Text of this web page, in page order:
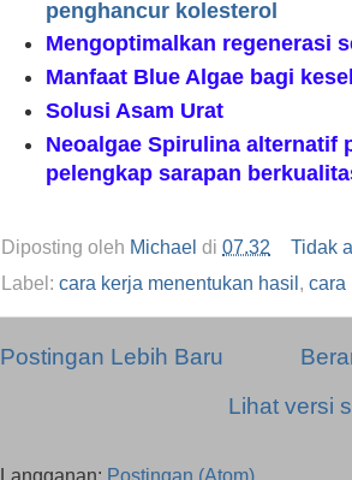
penghancur kolesterol
Mengoptimalkan regenerasi
Manfaat Blue Algae bagi
Solusi Asam Urat
Neoalgae Spirulina alternatif
pelengkap sarapan
Diposting oleh Michael di 07.32
Tidak
Label: cara kerja menentukan hasil , cara
Postingan Lebih Baru
Lihat versi